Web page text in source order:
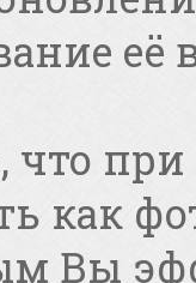
её
что
как
Вы